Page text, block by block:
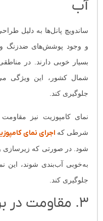
آب
ساندویچ پانل‌ها به دلیل
و وجود پوشش‌های ضدزنگ و
بسیار خوبی دارند. در مناطقی
شمال کشور، این ویژگی
جلوگیری کند.
نمای کامپوزیت نیز
شرطی که اجرای نمای
شود. در صورتی که زیرسازی
به‌خوبی آب‌بندی شوند، این
جلوگیری کند.
۳. مقاومت در برابر باد و طوفان